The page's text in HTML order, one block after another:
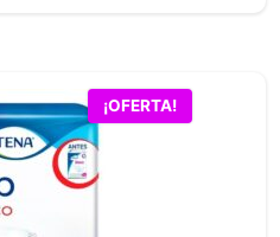
¡OFERTA!